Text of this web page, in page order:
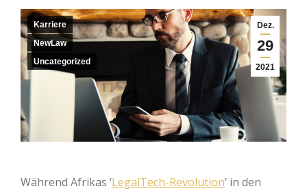
Dez.
29
2021
Karriere
NewLaw
Uncategorized
Während Afrikas ‘LegalTech-Revolution’ in den